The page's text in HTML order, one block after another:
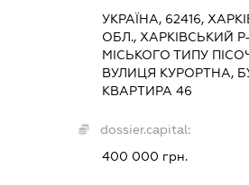
УКРАЇНА, 62416,
ОБЛ., ХАРКІВСЬКИЙ
МІСЬКОГО ТИПУ
ВУЛИЦЯ КУРОРТНА,
КВАРТИРА 46
dossier.capital:
400 000 грн.